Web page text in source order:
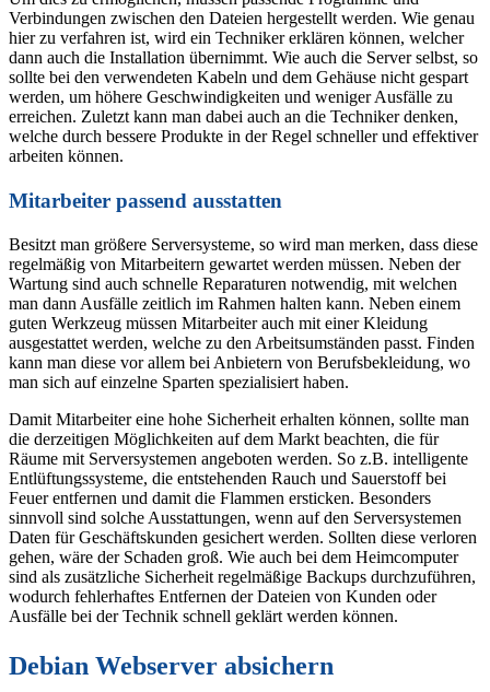
Verbindungen zwischen den Dateien hergestellt werden. Wie genau
hier zu verfahren ist, wird ein Techniker erklären können, welcher
dann auch die Installation übernimmt. Wie auch die Server selbst, so
sollte bei den verwendeten Kabeln und dem Gehäuse nicht gespart
werden, um höhere Geschwindigkeiten und weniger Ausfälle zu
erreichen. Zuletzt kann man dabei auch an die Techniker denken,
welche durch bessere Produkte in der Regel schneller und effektiver
arbeiten können.
Mitarbeiter passend ausstatten
Besitzt man größere Serversysteme, so wird man merken, dass diese
regelmäßig von Mitarbeitern gewartet werden müssen. Neben der
Wartung sind auch schnelle Reparaturen notwendig, mit welchen
man dann Ausfälle zeitlich im Rahmen halten kann. Neben einem
guten Werkzeug müssen Mitarbeiter auch mit einer Kleidung
ausgestattet werden, welche zu den Arbeitsumständen passt. Finden
kann man diese vor allem bei Anbietern von Berufsbekleidung, wo
man sich auf einzelne Sparten spezialisiert haben.
Damit Mitarbeiter eine hohe Sicherheit erhalten können, sollte man
die derzeitigen Möglichkeiten auf dem Markt beachten, die für
Räume mit Serversystemen angeboten werden. So z.B. intelligente
Entlüftungssysteme, die entstehenden Rauch und Sauerstoff bei
Feuer entfernen und damit die Flammen ersticken. Besonders
sinnvoll sind solche Ausstattungen, wenn auf den Serversystemen
Daten für Geschäftskunden gesichert werden. Sollten diese verloren
gehen, wäre der Schaden groß. Wie auch bei dem Heimcomputer
sind als zusätzliche Sicherheit regelmäßige Backups durchzuführen,
wodurch fehlerhaftes Entfernen der Dateien von Kunden oder
Ausfälle bei der Technik schnell geklärt werden können.
Debian Webserver absichern